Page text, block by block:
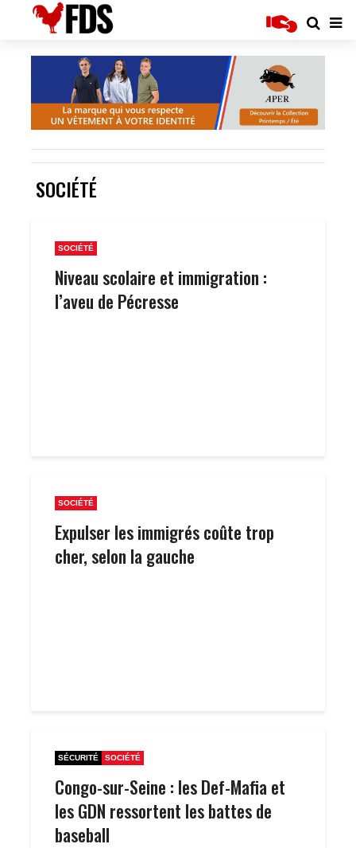
SOCIÉTÉ
SOCIÉTÉ
Niveau scolaire et immigration :
l’aveu de Pécresse
SOCIÉTÉ
Expulser les immigrés coûte trop
cher, selon la gauche
SÉCURITÉ SOCIÉTÉ
Congo-sur-Seine : les Def-Mafia et
les GDN ressortent les battes de
baseball